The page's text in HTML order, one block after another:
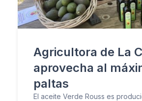
Agricultora de La
aprovecha al
paltas
El aceite Verde Rouss es